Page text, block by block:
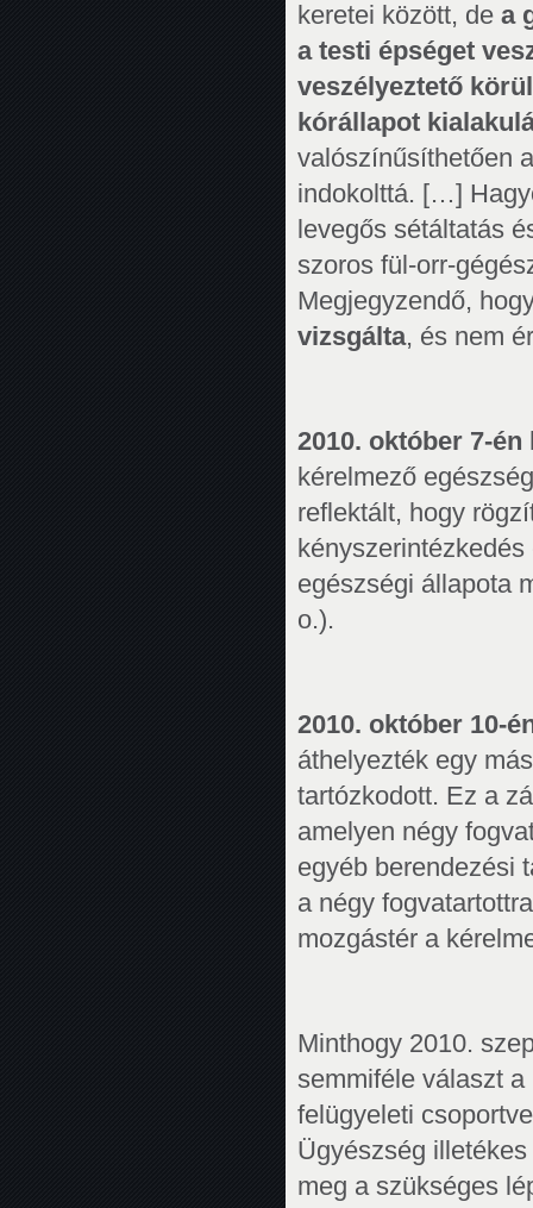
keretei között, de a
a testi épséget
veszélyeztető
kórállapot
valószínűsíthetően
indokolttá. […]
levegős sétáltatás
szoros fül-orr-
Megjegyzendő,
vizsgálta, és nem
2010. október 7-
kérelmező
reflektált, hogy
egészségi állapota
o.).
2010. október 10-
áthelyezték egy
tartózkodott. Ez a
amelyen négy
egyéb berendezési
a négy
mozgástér a
Minthogy 2010.
semmiféle választ
felügyeleti
Ügyészség
meg a szükséges